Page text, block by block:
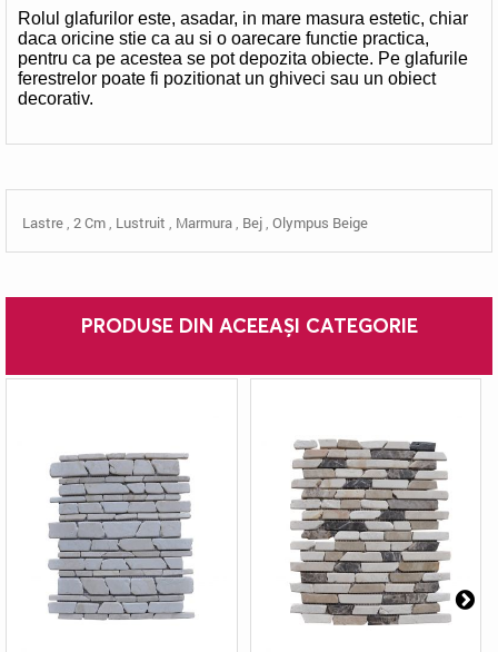
Rolul glafurilor este, asadar, in mare masura estetic, chiar
daca oricine stie ca au si o oarecare functie practica,
pentru ca pe acestea se pot depozita obiecte. Pe glafurile
ferestrelor poate fi pozitionat un ghiveci sau un obiect
decorativ.
Lastre, 2 Cm, Lustruit , Marmura, Bej, Olympus Beige
PRODUSE DIN ACEEAȘI CATEGORIE